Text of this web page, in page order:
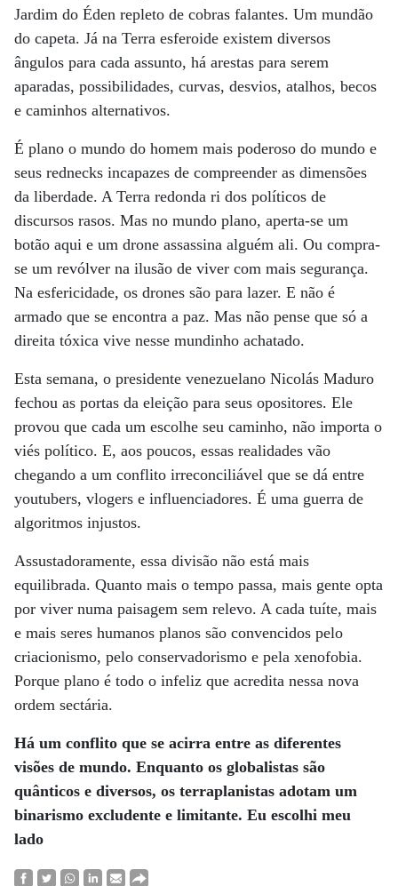
Jardim do Éden repleto de cobras falantes. Um mundão
do capeta. Já na Terra esferoide existem diversos
ângulos para cada assunto, há arestas para serem
aparadas, possibilidades, curvas, desvios, atalhos, becos
e caminhos alternativos.
É plano o mundo do homem mais poderoso do mundo e
seus rednecks incapazes de compreender as dimensões
da liberdade. A Terra redonda ri dos políticos de
discursos rasos. Mas no mundo plano, aperta-se um
botão aqui e um drone assassina alguém ali. Ou compra-
se um revólver na ilusão de viver com mais segurança.
Na esfericidade, os drones são para lazer. E não é
armado que se encontra a paz. Mas não pense que só a
direita tóxica vive nesse mundinho achatado.
Esta semana, o presidente venezuelano Nicolás Maduro
fechou as portas da eleição para seus opositores. Ele
provou que cada um escolhe seu caminho, não importa o
viés político. E, aos poucos, essas realidades vão
chegando a um conflito irreconciliável que se dá entre
youtubers, vlogers e influenciadores. É uma guerra de
algoritmos injustos.
Assustadoramente, essa divisão não está mais
equilibrada. Quanto mais o tempo passa, mais gente opta
por viver numa paisagem sem relevo. A cada tuíte, mais
e mais seres humanos planos são convencidos pelo
criacionismo, pelo conservadorismo e pela xenofobia.
Porque plano é todo o infeliz que acredita nessa nova
ordem sectária.
Há um conflito que se acirra entre as diferentes
visões de mundo. Enquanto os globalistas são
quânticos e diversos, os terraplanistas adotam um
binarismo excludente e limitante. Eu escolhi meu
lado